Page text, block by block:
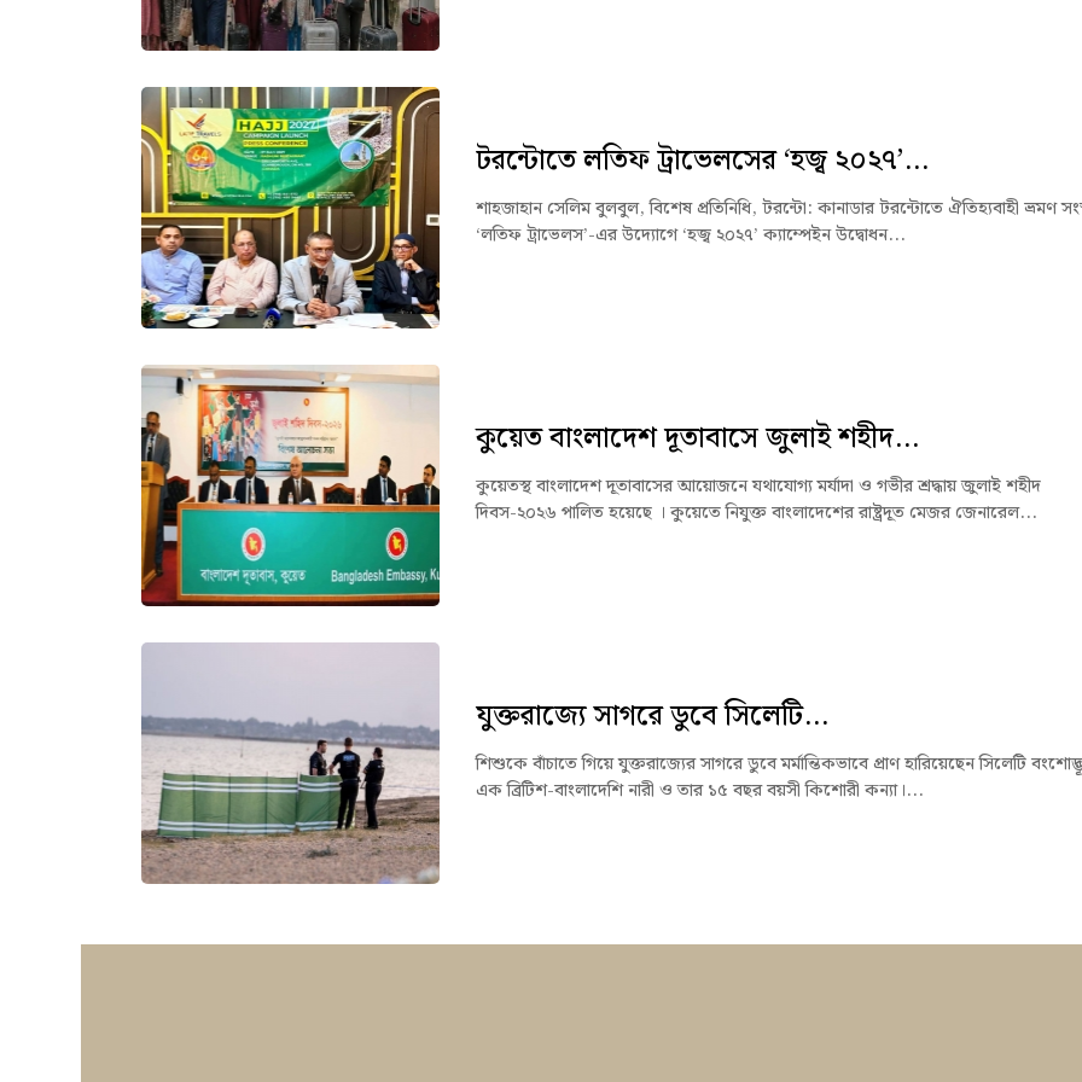
টরন্টোতে লতিফ ট্রাভেলসের ‘হজ্ব ২০২৭’...
শাহজাহান সেলিম বুলবুল, বিশেষ প্রতিনিধি, টরন্টো: কানাডার টরন্টোতে ঐতিহ্যবাহী ভ্রমণ
‘লতিফ ট্রাভেলস’-এর উদ্যোগে ‘হজ্ব ২০২৭’ ক্যাম্পেইন উদ্বোধন...
কুয়েত বাংলাদেশ দূতাবাসে জুলাই শহীদ...
কুয়েতস্থ বাংলাদেশ দূতাবাসের আয়োজনে যথাযোগ্য মর্যাদা ও গভীর শ্রদ্ধায় জুলাই শহীদ
দিবস-২০২৬ পালিত হয়েছে । কুয়েতে নিযুক্ত বাংলাদেশের রাষ্ট্রদূত মেজর জেনারেল...
যুক্তরাজ্যে সাগরে ডুবে সিলেটি...
শিশুকে বাঁচাতে গিয়ে যুক্তরাজ্যের সাগরে ডুবে মর্মান্তিকভাবে প্রাণ হারিয়েছেন সিলেটি
এক ব্রিটিশ-বাংলাদেশি নারী ও তার ১৫ বছর বয়সী কিশোরী কন্যা।...